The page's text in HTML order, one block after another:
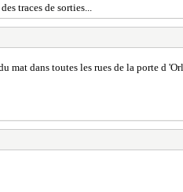
traces de sorties...
dans toutes les rues de la porte d